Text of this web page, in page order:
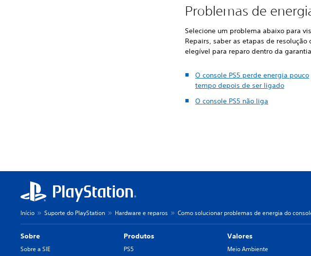
Problemas de
Selecione um problema abaixo para
Repairs, saber as etapas de
elegível para reparo dentro da
O console PS5 perde energia pouco
tempo depois de ser ligado
O console PS5 não liga
Início Suporte do PlayStation Hardware e reparos Como solucionar problemas de energia do
Sobre
Sobre a SIE
Produtos
PS5
Valores
Meio Ambiente